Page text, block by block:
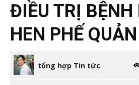
ĐIỀU TRỊ BỆNH
HEN PHẾ QUẢN
tổng hợp Tin tức